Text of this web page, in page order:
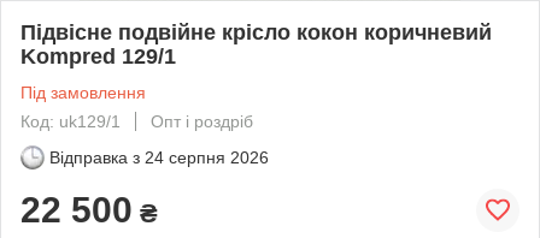
Підвісне подвійне крісло кокон коричневий
Kompred 129/1
Під замовлення
Код: uk129/1
Опт і роздріб
Відправка з 24 серпня 2026
22 500 ₴